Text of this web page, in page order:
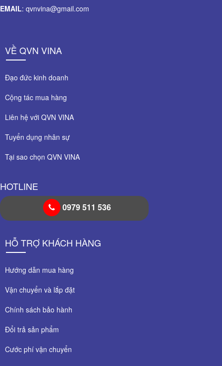
EMAIL: qvnvina@gmail.com
VỀ QVN VINA
Đạo đức kinh doanh
Cộng tác mua hàng
Liên hệ với QVN VINA
Tuyển dụng nhân sự
Tại sao chọn QVN VINA
HOTLINE
0979 511 536
HỖ TRỢ KHÁCH HÀNG
Hướng dẫn mua hàng
Vận chuyển và lắp đặt
Chính sách bảo hành
Đổi trả sản phẩm
Cước phí vận chuyển